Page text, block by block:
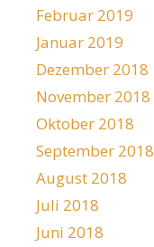
Februar 2019
Januar 2019
Dezember 2018
November 2018
Oktober 2018
September 2018
August 2018
Juli 2018
Juni 2018